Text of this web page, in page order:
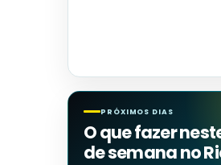
PRÓXIMOS DIAS
O que fazer
de semana no